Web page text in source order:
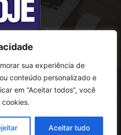
sua experiência de
conteúdo personalizado e
em “Aceitar todos”, você
Aceitar tudo
NÓS
Prado, 121
180